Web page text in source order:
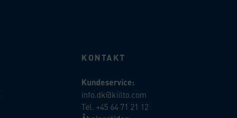
KONTAKT
Kundeservice:
info.dk@kiilto.com
Tel. +45 64 71 21 12